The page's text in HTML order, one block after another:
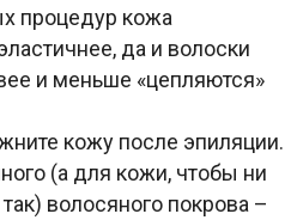
процедур кожа
да и волоски
и меньше «цепляются»
кожу после эпиляции.
(а для кожи, чтобы ни
волосяного покрова –